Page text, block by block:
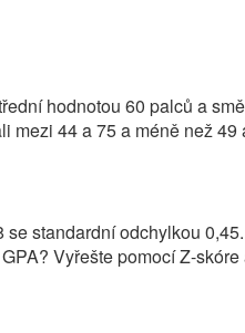
hodnotou 60 palců a
mezi 44 a 75 a méně než 49
standardní odchylkou
Vyřešte pomocí Z-